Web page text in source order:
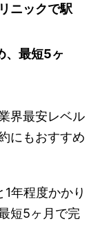
ニックで駅
、最短5ヶ
界最安レベル
にもおすすめ
年程度かかり
短5ヶ月で完